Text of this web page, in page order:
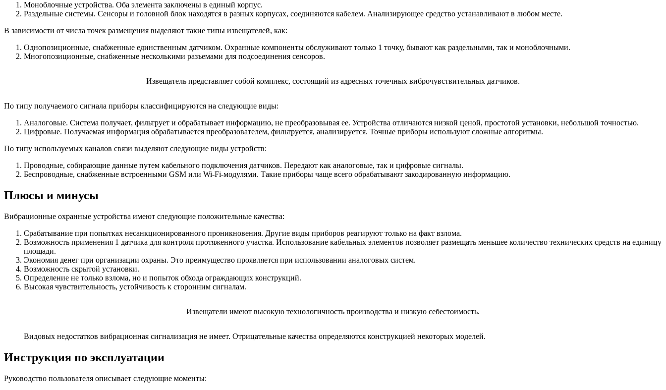
Моноблочные устройства. Оба элемента заключены в единый корпус.
Раздельные системы. Сенсоры и головной блок находятся в разных корпусах, соединяются кабелем. Анализирующее средство устанавливают в любом месте.
В зависимости от числа точек размещения выделяют такие типы извещателей, как:
Однопозиционные, снабженные единственным датчиком. Охранные компоненты обслуживают только 1 точку, бывают как раздельными, так и моноблочными.
Многопозиционные, снабженные несколькими разъемами для подсоединения сенсоров.
Извещатель представляет собой комплекс, состоящий из адресных точечных виброчувствительных датчиков.
По типу получаемого сигнала приборы классифицируются на следующие виды:
Аналоговые. Система получает, фильтрует и обрабатывает информацию, не преобразовывая ее. Устройства отличаются низкой ценой, простотой установки, небольшой точностью.
Цифровые. Получаемая информация обрабатывается преобразователем, фильтруется, анализируется. Точные приборы используют сложные алгоритмы.
По типу используемых каналов связи выделяют следующие виды устройств:
Проводные, собирающие данные путем кабельного подключения датчиков. Передают как аналоговые, так и цифровые сигналы.
Беспроводные, снабженные встроенными GSM или Wi-Fi-модулями. Такие приборы чаще всего обрабатывают закодированную информацию.
Плюсы и минусы
Вибрационные охранные устройства имеют следующие положительные качества:
Срабатывание при попытках несанкционированного проникновения. Другие виды приборов реагируют только на факт взлома.
Возможность применения 1 датчика для контроля протяженного участка. Использование кабельных элементов позволяет размещать меньшее количество технических средств на единицу
площади.
Экономия денег при организации охраны. Это преимущество проявляется при использовании аналоговых систем.
Возможность скрытой установки.
Определение не только взлома, но и попыток обхода ограждающих конструкций.
Высокая чувствительность, устойчивость к сторонним сигналам.
Извещатели имеют высокую технологичность производства и низкую себестоимость.
Видовых недостатков вибрационная сигнализация не имеет. Отрицательные качества определяются конструкцией некоторых моделей.
Инструкция по эксплуатации
Руководство пользователя описывает следующие моменты: